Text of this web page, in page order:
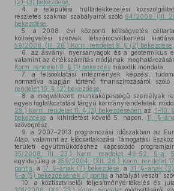
(2)–(3) bekezdése
4.
a települési hulladékkezelési
részletes szakmai szabályairól szóló 64/2008. (III.
bekezdése
5.
a 2008. évi központi költségvetés
költségvetési szervek létszámcsökkentési
59/2008. (III. 26.) Korm. rendelet 8. § (2) bekezdése
6.
az ásványi nyersanyagok és a geotermikus
valamint az értékszámítás módjának
Korm. rendelet 9. § (1) bekezdés második mondata,
7.
a felsőoktatási intézmények képzési,
normatíva alapján történő finanszírozásáról szóló
rendelet 10. § (2) bekezdése
8.
a megváltozott munkaképességű személyek
egyes foglalkoztatási tárgyú kormányrendeletek
29.) Korm. rendelet 11. § (3) bekezdésében az „ 1–10.
bekezdése a kihirdetést követő 5. napon, 11. §-
szövegrész,
9.
a 2007–2013 programozási időszakban az
Alap, valamint az Előcsatlakozási Támogatási
területi együttműködéshez kapcsolódó
35/2008. (II. 23.) Korm. rendelet 49–52. §-a
egyidejűleg a359/2004. (XII. 26.) Korm. rendelet
pontja , a17. §-ának (7) bekezdése , a 31. §-ának
§-a (5) bekezdésének c) pontja a hatályát veszti”
10.
a köztisztviselői teljesítményértékelés és